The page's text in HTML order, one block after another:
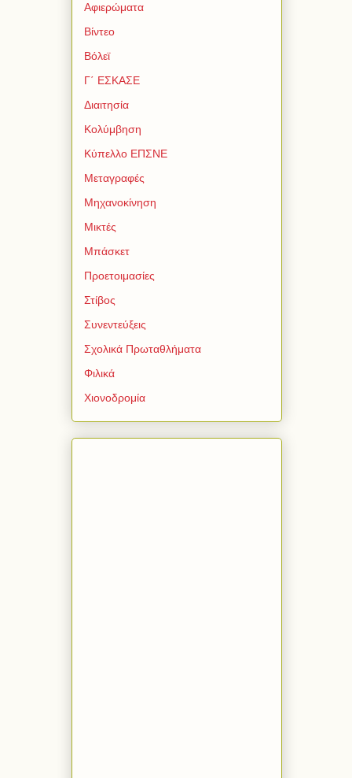
Αφιερώματα
Βίντεο
Βόλεϊ
Γ΄ ΕΣΚΑΣΕ
Διαιτησία
Κολύμβηση
Κύπελλο ΕΠΣΝΕ
Μεταγραφές
Μηχανοκίνηση
Μικτές
Μπάσκετ
Προετοιμασίες
Στίβος
Συνεντεύξεις
Σχολικά Πρωταθλήματα
Φιλικά
Χιονοδρομία